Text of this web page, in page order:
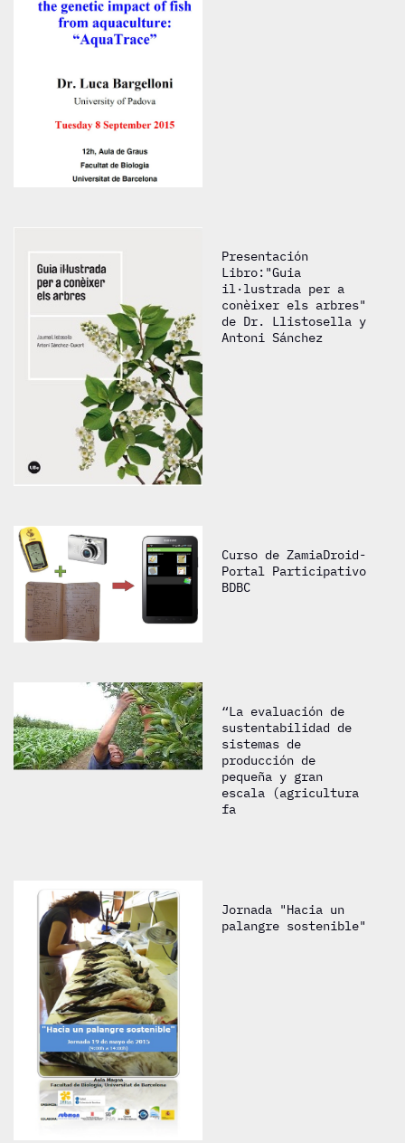
Presentación
Libro:"Guia
il·lustrada per a
conèixer els arbres"
de Dr. Llistosella y
Antoni Sánchez
Curso de ZamiaDroid-
Portal Participativo
BDBC
“La evaluación de
sustentabilidad de
sistemas de
producción de
pequeña y gran
escala (agricultura
fa
Jornada "Hacia un
palangre sostenible"